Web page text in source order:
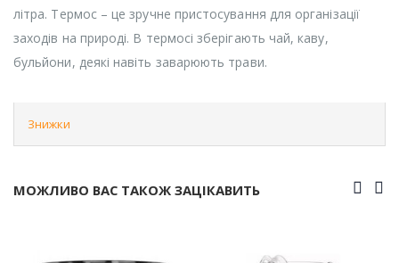
літра. Термос – це зручне пристосування для організації
заходів на природі. В термосі зберігають чай, каву,
бульйони, деякі навіть заварюють трави.
Знижки
МОЖЛИВО ВАС ТАКОЖ ЗАЦІКАВИТЬ